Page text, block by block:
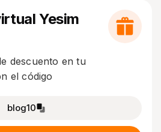
Yesim
descuento en tu
el código
blog10